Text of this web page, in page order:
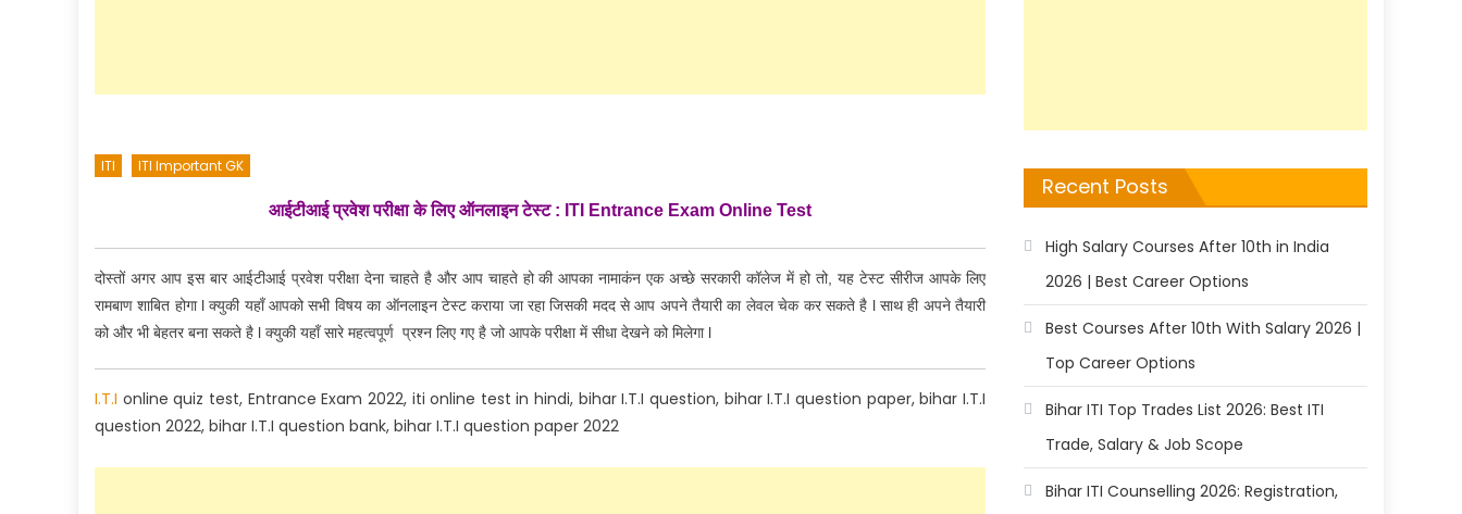
ITI ITI Important GK
आईटीआई प्रवेश परीक्षा के लिए ऑनलाइन टेस्ट : ITI Entrance Exam Online Test
दोस्तों अगर आप इस बार आईटीआई प्रवेश परीक्षा देना चाहते है और आप चाहते हो की आपका नामाकंन एक अच्छे सरकारी कॉलेज में हो तो, यह टेस्ट सीरीज आपके लिए
रामबाण शाबित होगा l क्युकी यहाँ आपको सभी विषय का ऑनलाइन टेस्ट कराया जा रहा जिसकी मदद से आप अपने तैयारी का लेवल चेक कर सकते है l साथ ही अपने तैयारी
को और भी बेहतर बना सकते है l क्युकी यहाँ सारे महत्वपूर्ण प्रश्न लिए गए है जो आपके परीक्षा में सीधा देखने को मिलेगा l
I.T.I online quiz test, Entrance Exam 2022, iti online test in hindi, bihar I.T.I question, bihar I.T.I question paper, bihar I.T.I
question 2022, bihar I.T.I question bank, bihar I.T.I question paper 2022
Recent Posts
High Salary Courses After 10th in India
2026 | Best Career Options
Best Courses After 10th With Salary 2026 |
Top Career Options
Bihar ITI Top Trades List 2026: Best ITI
Trade, Salary & Job Scope
Bihar ITI Counselling 2026: Registration,